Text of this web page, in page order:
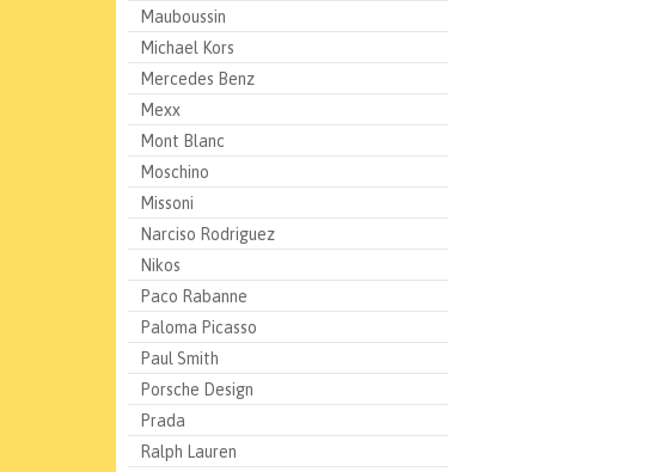
Mauboussin
Michael Kors
Mercedes Benz
Mexx
Mont Blanc
Moschino
Missoni
Narciso Rodriguez
Nikos
Paco Rabanne
Paloma Picasso
Paul Smith
Porsche Design
Prada
Ralph Lauren